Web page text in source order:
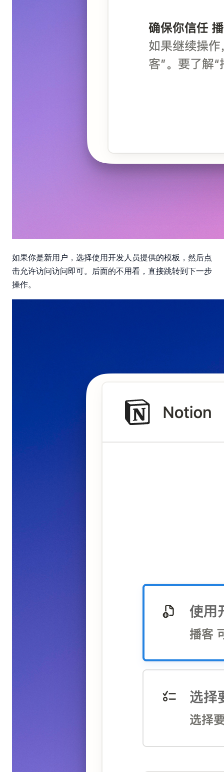
如果你是新用户，选择使用开发人员提供的模板 ，然后点
击允许访问访问即可。后面的不用看，直接跳转到下一步
操作。